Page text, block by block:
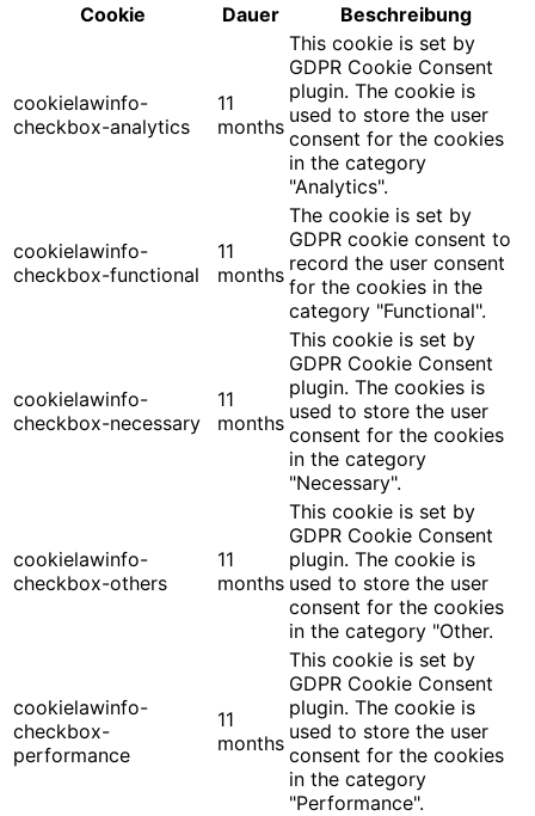
Cookie
Dauer Beschreibung
cookielawinfo-
checkbox-analytics
11
months
This cookie is set by
GDPR Cookie Consent
plugin. The cookie is
used to store the user
consent for the cookies
in the category
"Analytics".
cookielawinfo-
checkbox-functional
11
months
The cookie is set by
GDPR cookie consent to
record the user consent
for the cookies in the
category "Functional".
cookielawinfo-
checkbox-necessary
11
months
This cookie is set by
GDPR Cookie Consent
plugin. The cookies is
used to store the user
consent for the cookies
in the category
"Necessary".
cookielawinfo-
checkbox-others
11
months
This cookie is set by
GDPR Cookie Consent
plugin. The cookie is
used to store the user
consent for the cookies
in the category "Other.
cookielawinfo-
checkbox-
performance
11
months
This cookie is set by
GDPR Cookie Consent
plugin. The cookie is
used to store the user
consent for the cookies
in the category
"Performance".